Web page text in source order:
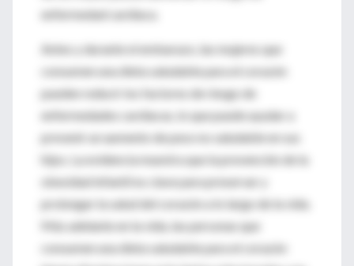
enfermedad cardíaca.
Antes y durante el embarazo, las mujeres que
consumen una dieta saludable para el corazón
pueden reducir los factores de riesgo de
enfermedades cardíacas, lo que puede ayudar a
prevenir un aumento de peso no saludable en sus
hijos. La evidencia muestra que la prevención de la
obesidad infantil es clave para preservar y
prolongar la salud del corazón a lo largo de la vida.
Más adelante en la vida, las personas que
consumen una dieta saludable para el corazón